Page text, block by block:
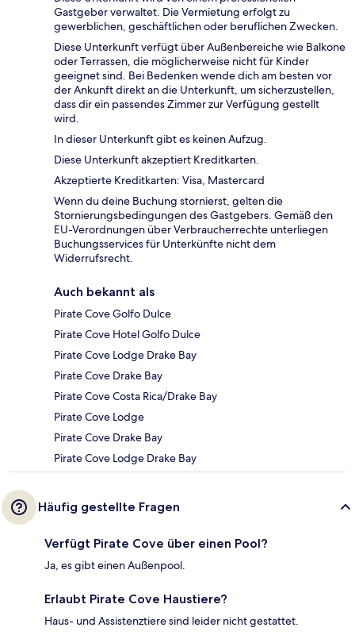
Gastgeber verwaltet. Die Vermietung erfolgt zu
gewerblichen, geschäftlichen oder beruflichen Zwecken.
Diese Unterkunft verfügt über Außenbereiche wie Balkone
oder Terrassen, die möglicherweise nicht für Kinder
geeignet sind. Bei Bedenken wende dich am besten vor
der Ankunft direkt an die Unterkunft, um sicherzustellen,
dass dir ein passendes Zimmer zur Verfügung gestellt
wird.
In dieser Unterkunft gibt es keinen Aufzug.
Diese Unterkunft akzeptiert Kreditkarten.
Akzeptierte Kreditkarten: Visa, Mastercard
Wenn du deine Buchung stornierst, gelten die
Stornierungsbedingungen des Gastgebers. Gemäß den
EU-Verordnungen über Verbraucherrechte unterliegen
Buchungsservices für Unterkünfte nicht dem
Widerrufsrecht.
Auch bekannt als
Pirate Cove Golfo Dulce
Pirate Cove Hotel Golfo Dulce
Pirate Cove Lodge Drake Bay
Pirate Cove Drake Bay
Pirate Cove Costa Rica/Drake Bay
Pirate Cove Lodge
Pirate Cove Drake Bay
Pirate Cove Lodge Drake Bay
Häufig gestellte Fragen
Verfügt Pirate Cove über einen Pool?
Ja, es gibt einen Außenpool.
Erlaubt Pirate Cove Haustiere?
Haus- und Assistenztiere sind leider nicht gestattet.